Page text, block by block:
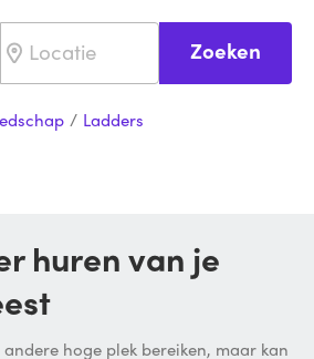
Zoeken
/ Ladders
hoge plek bereiken, maar kan